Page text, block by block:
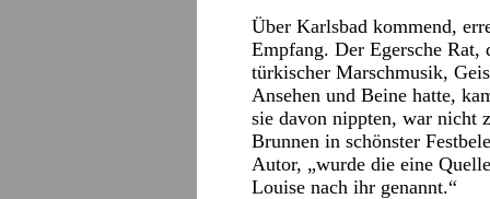
Über Karlsbad kommend,
Empfang. Der Egersche
türkischer Marschmusik,
Ansehen und Beine hatte,
sie davon nippten, war nicht
Brunnen in schönster
Autor, „wurde die eine
Louise nach ihr genannt.“